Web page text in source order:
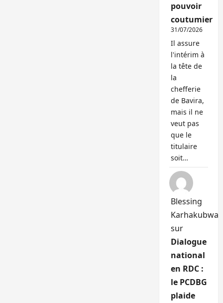
pouvoir
coutumier
31/07/2026
Il assure
l'intérim à
la tête de
la
chefferie
de Bavira,
mais il ne
veut pas
que le
titulaire
soit…
Blessing
Karhakubwa
sur
Dialogue
national
en RDC :
le PCDBG
plaide